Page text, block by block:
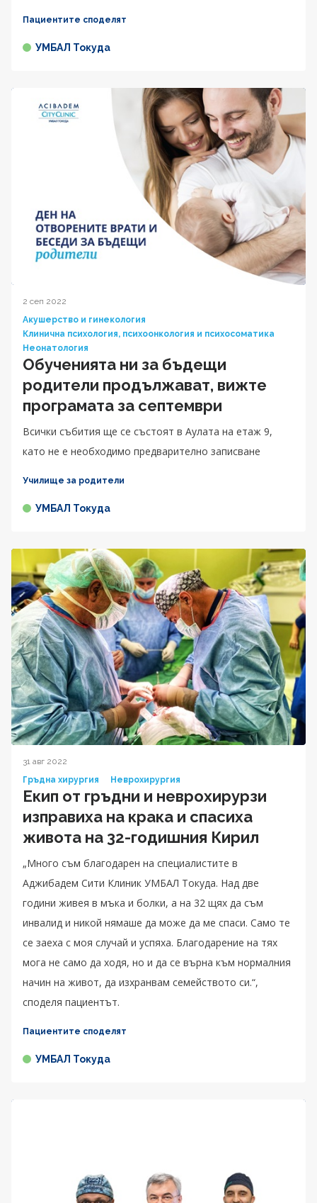
Пациентите споделят
УМБАЛ Токуда
2 сеп 2022
Акушерство и гинекология
Клинична психология, психоонкология и психосоматика
Неонатология
Обученията ни за бъдещи
родители продължават, вижте
програмата за септември
Всички събития ще се състоят в Аулата на етаж 9,
като не е необходимо предварително записване
Училище за родители
УМБАЛ Токуда
31 авг 2022
Гръдна хирургия
Неврохирургия
Екип от гръдни и неврохирурзи
изправиха на крака и спасиха
живота на 32-годишния Кирил
„Много съм благодарен на специалистите в
Аджибадем Сити Клиник УМБАЛ Токуда. Над две
години живея в мъка и болки, а на 32 щях да съм
инвалид и никой нямаше да може да ме спаси. Само те
се заеха с моя случай и успяха. Благодарение на тях
мога не само да ходя, но и да се върна към нормалния
начин на живот, да изхранвам семейството си.“,
споделя пациентът.
Пациентите споделят
УМБАЛ Токуда